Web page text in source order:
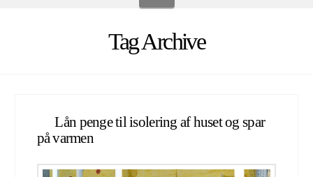
Tag Archive
Lån penge til isolering af huset og spar
på varmen